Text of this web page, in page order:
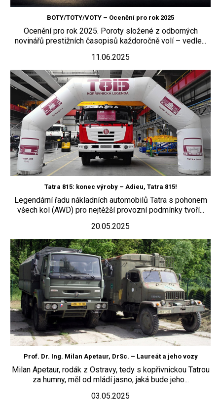
BOTY/TOTY/VOTY – Ocenění pro rok 2025
Ocenění pro rok 2025. Poroty složené z odborných
novinářů prestižních časopisů každoročně volí – vedle...
11.06.2025
Tatra 815: konec výroby – Adieu, Tatra 815!
Legendární řadu nákladních automobilů Tatra s pohonem
všech kol (AWD) pro nejtěžší provozní podmínky tvoří...
20.05.2025
Prof. Dr. Ing. Milan Apetaur, DrSc. – Laureát a jeho vozy
Milan Apetaur, rodák z Ostravy, tedy s kopřivnickou Tatrou
za humny, měl od mládí jasno, jaká bude jeho...
03.05.2025